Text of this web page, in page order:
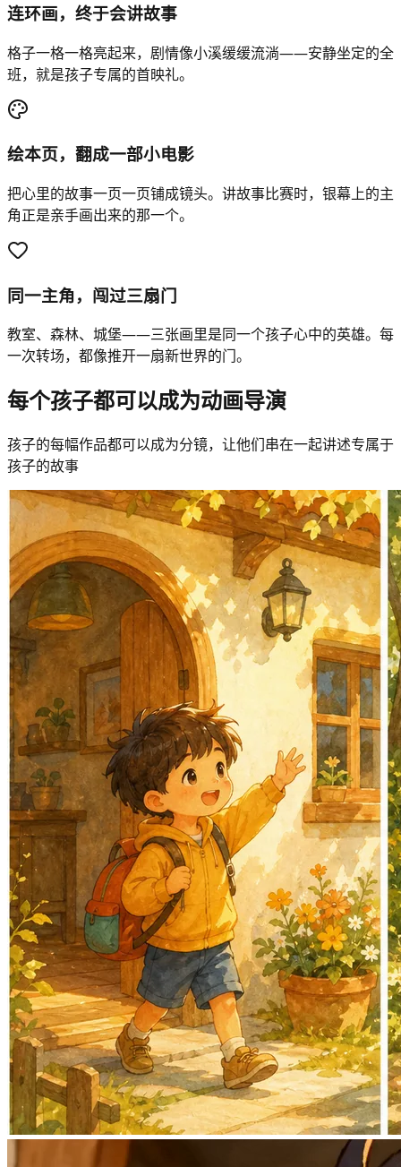
连环画，终于会讲故事
格子一格一格亮起来，剧情像小溪缓缓流淌——安静坐定的全
班，就是孩子专属的首映礼。
绘本页，翻成一部小电影
把心里的故事一页一页铺成镜头。讲故事比赛时，银幕上的主
角正是亲手画出来的那一个。
同一主角，闯过三扇门
教室、森林、城堡——三张画里是同一个孩子心中的英雄。每
一次转场，都像推开一扇新世界的门。
每个孩子都可以成为动画导演
孩子的每幅作品都可以成为分镜，让他们串在一起讲述专属于
孩子的故事